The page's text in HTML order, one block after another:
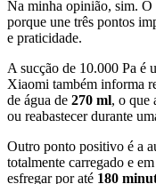
Na minha opinião, sim.
porque une três pontos
e praticidade.
A sucção de 10.000 Pa é
Xiaomi também informa
de água de 270 ml, o que
ou reabastecer durante
Outro ponto positivo é a
totalmente carregado e
esfregar por até 180